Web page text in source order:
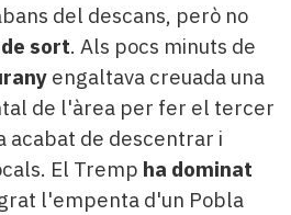
del descans, però no
sort. Als pocs minuts de
engaltava creuada una
de l'àrea per fer el tercer
acabat de descentrar i
El Tremp ha dominat
l'empenta d'un Pobla